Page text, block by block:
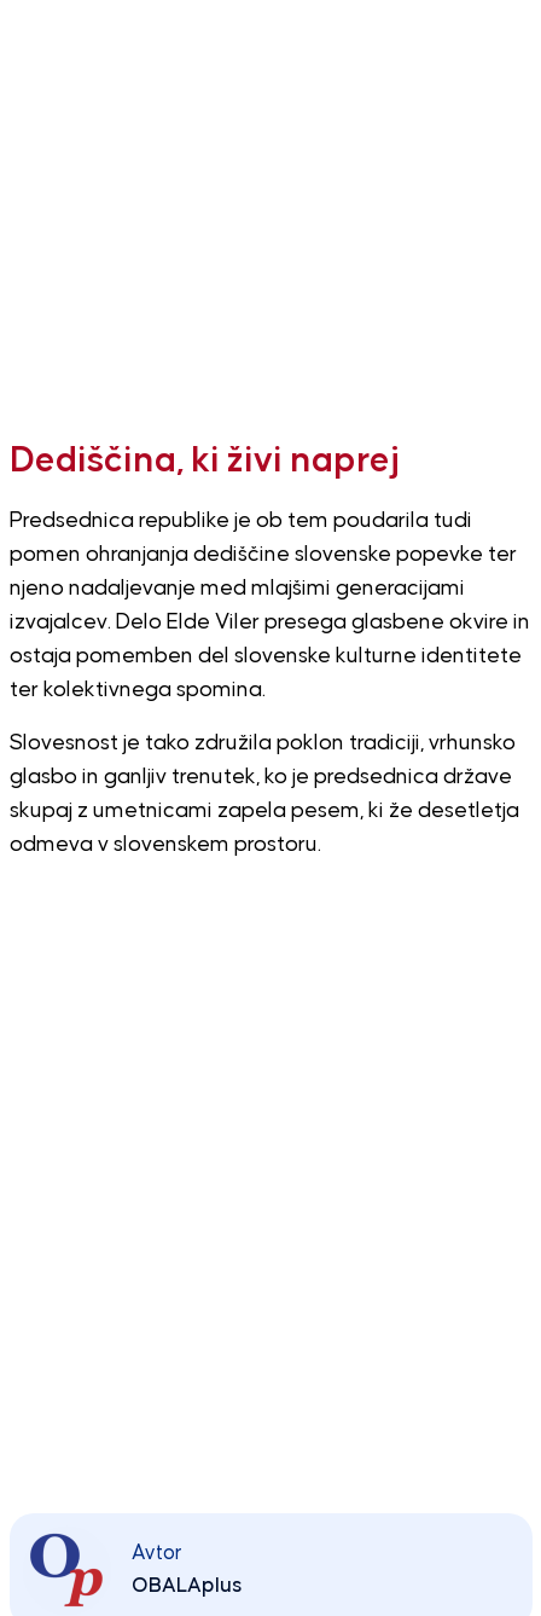
Dediščina, ki živi naprej
Predsednica republike je ob tem poudarila tudi
pomen ohranjanja dediščine slovenske popevke ter
njeno nadaljevanje med mlajšimi generacijami
izvajalcev. Delo Elde Viler presega glasbene okvire in
ostaja pomemben del slovenske kulturne identitete
ter kolektivnega spomina.
Slovesnost je tako združila poklon tradiciji, vrhunsko
glasbo in ganljiv trenutek, ko je predsednica države
skupaj z umetnicami zapela pesem, ki že desetletja
odmeva v slovenskem prostoru.
Avtor
OBALAplus